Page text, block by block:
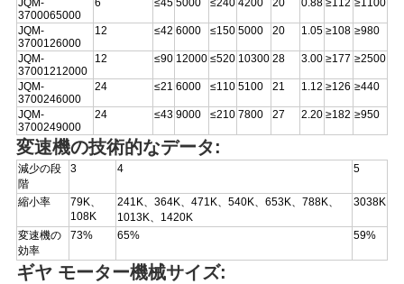
ー
ス
引
金
を
求
め
JQM-
3700065000
6 ≤45 5000 ≤240 4200 20 0.88 ≥112 ≥1100
JQM-
3700126000
12 ≤42 6000 ≤150 5000 20 1.05 ≥108 ≥980
JQM-
37001212000
12 ≤90 12000 ≤520 10300 28 3.00 ≥177 ≥2500
JQM-
3700246000
24 ≤21 6000 ≤110 5100 21 1.12 ≥126 ≥440
JQM-
3700249000
24 ≤43 9000 ≤210 7800 27 2.20 ≥182 ≥950
変速機の技術的なデータ:
減少の段
階
3 4 5
縮小率
79K、
108K
241K、364K、471K、540K、653K、788K、
1013K、1420K
3038K
変速機の
効率
73% 65% 59%
ギヤ モーター機械サイズ: